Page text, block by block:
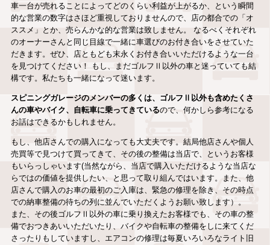
車一台が売れることによってどのくらい利益が上がるか、という瞬間
的な営業の数字はさほど重視しておりませんので、店の都合での「オ
ススメ」とか、売らんかな的な営業は致しません。 なるべくそれぞれ
のオーナーさんと同じ目線で一緒に車選びのお付き合いをさせていた
だきます。ぜひ、店ともども末永くお付き合いいただけるような一台
を見つけてください！ もし、まだゴルフⅡ以外の車と迷っていても結
構です。私たちも一緒になって迷います。
スピニングガレージのメンバーの多くは、ゴルフⅡ以外も含めたくさ
んの車やバイク、自転車に乗ってきているので、何かしら参考になる
お話はできるかもしれません。
もし、他店さんでの購入になっても大丈夫です。結局他店さんや個人
売買等で見つけて買ってきて、その後の整備は当店で、というお客様
もいらっしゃいます(当然ながら、当店で購入いただけるような当店な
らではの価値を提供したい、と思って取り組んではいます。また、他
店さんで購入のお車の最初のご入庫は、緊急の修理を除き、その時点
での納車整備の待ちの列に並んでいただくようお願い致します）。
また、その後ゴルフⅡ以外の車に乗り換えたお客様でも、その車の整
備でおつきあいいただいたり、バイクや自転車の整備をしに来てくだ
さったりもしていますし、エアコンの修理は毎夏いろいろなライト旧